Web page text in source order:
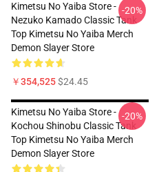
Kimetsu No Yaiba Store -
Nezuko Kamado Classic Tank
Top Kimetsu No Yaiba Merch
Demon Slayer Store
￥354,525$24.45
-20%
Kimetsu No Yaiba Store -
Kochou Shinobu Classic Tank
Top Kimetsu No Yaiba Merch
Demon Slayer Store
-20%